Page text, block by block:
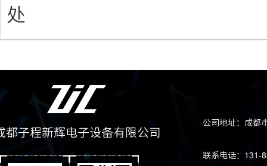
处
都子程新辉电子设备有限公司
公司地址：成都
联系电话：131-